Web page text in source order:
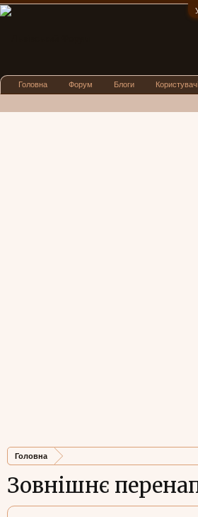
Головна
Зовнішнє
Головна Форум Блоги Користувачі